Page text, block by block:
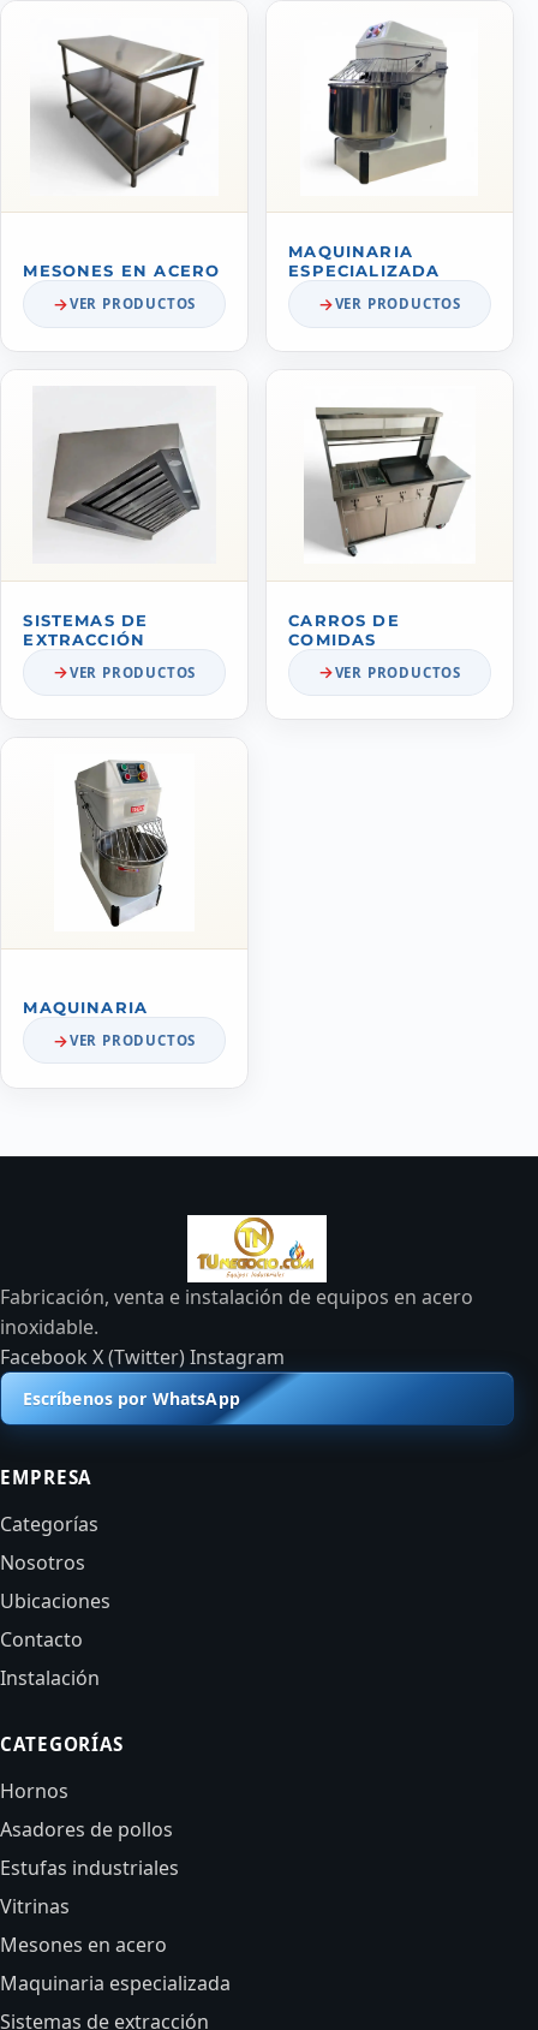
MESONES EN ACERO
VER PRODUCTOS
MAQUINARIA
ESPECIALIZADA
VER PRODUCTOS
SISTEMAS DE
EXTRACCIÓN
VER PRODUCTOS
CARROS DE
COMIDAS
VER PRODUCTOS
MAQUINARIA
VER PRODUCTOS
Fabricación, venta e instalación de equipos en acero
inoxidable.
FacebookX (Twitter)Instagram
Escríbenos por WhatsApp
EMPRESA
Categorías
Nosotros
Ubicaciones
Contacto
Instalación
CATEGORÍAS
Hornos
Asadores de pollos
Estufas industriales
Vitrinas
Mesones en acero
Maquinaria especializada
Sistemas de extracción